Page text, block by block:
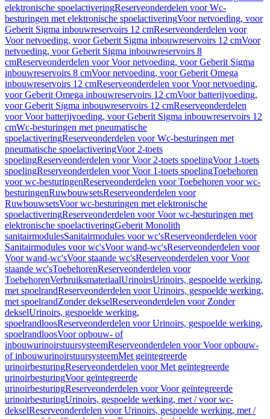
elektronische spoelactiveringReserveonderdelen voor Wc-
besturingen met elektronische spoelactiveringVoor netvoeding, voor
Geberit Sigma inbouwreservoirs 12 cmReserveonderdelen voor
Voor netvoeding, voor Geberit Sigma inbouwreservoirs 12 cmVoor
netvoeding, voor Geberit Sigma inbouwreservoirs 8
cmReserveonderdelen voor Voor netvoeding, voor Geberit Sigma
inbouwreservoirs 8 cmVoor netvoeding, voor Geberit Omega
inbouwreservoirs 12 cmReserveonderdelen voor Voor netvoeding,
voor Geberit Omega inbouwreservoirs 12 cmVoor batterijvoeding,
voor Geberit Sigma inbouwreservoirs 12 cmReserveonderdelen
voor Voor batterijvoeding, voor Geberit Sigma inbouwreservoirs 12
cmWc-besturingen met pneumatische
spoelactiveringReserveonderdelen voor Wc-besturingen met
pneumatische spoelactiveringVoor 2-toets
spoelingReserveonderdelen voor Voor 2-toets spoelingVoor 1-toets
spoelingReserveonderdelen voor Voor 1-toets spoelingToebehoren
voor wc-besturingenReserveonderdelen voor Toebehoren voor wc-
besturingenRuwbouwsetsReserveonderdelen voor
RuwbouwsetsVoor wc-besturingen met elektronische
spoelactiveringReserveonderdelen voor Voor wc-besturingen met
elektronische spoelactiveringGeberit Monolith
sanitairmodulesSanitairmodules voor wc'sReserveonderdelen voor
Sanitairmodules voor wc'sVoor wand-wc'sReserveonderdelen voor
Voor wand-wc'sVoor staande wc'sReserveonderdelen voor Voor
staande wc'sToebehorenReserveonderdelen voor
ToebehorenVerbruiksmateriaalUrinoirsUrinoirs, gespoelde werking,
met spoelrandReserveonderdelen voor Urinoirs, gespoelde werking,
met spoelrandZonder dekselReserveonderdelen voor Zonder
dekselUrinoirs, gespoelde werking,
spoelrandloosReserveonderdelen voor Urinoirs, gespoelde werking,
spoelrandloosVoor opbouw- of
inbouwurinoirstuursysteemReserveonderdelen voor Voor opbouw-
of inbouwurinoirstuursysteemMet geïntegreerde
urinoirbesturingReserveonderdelen voor Met geïntegreerde
urinoirbesturingVoor geïntegreerde
urinoirbesturingReserveonderdelen voor Voor geïntegreerde
urinoirbesturingUrinoirs, gespoelde werking, met / voor wc-
dekselReserveonderdelen voor Urinoirs, gespoelde werking, met /